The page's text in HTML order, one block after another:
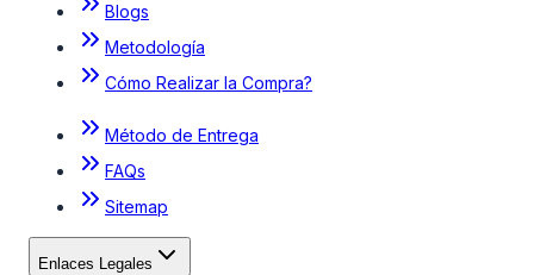
Blogs
Metodología
Cómo Realizar la Compra?
Método de Entrega
FAQs
Sitemap
Enlaces Legales